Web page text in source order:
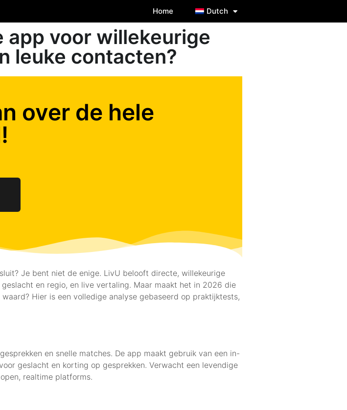
Home Dutch
app voor willekeurige
leuke contacten?
over de hele
Je bent niet de enige. LivU belooft directe, willekeurige
en regio, en live vertaling. Maar maakt het in 2026 die
Hier is een volledige analyse gebaseerd op praktijktests,
en snelle matches. De app maakt gebruik van een in-
geslacht en korting op gesprekken. Verwacht een levendige
realtime platforms.